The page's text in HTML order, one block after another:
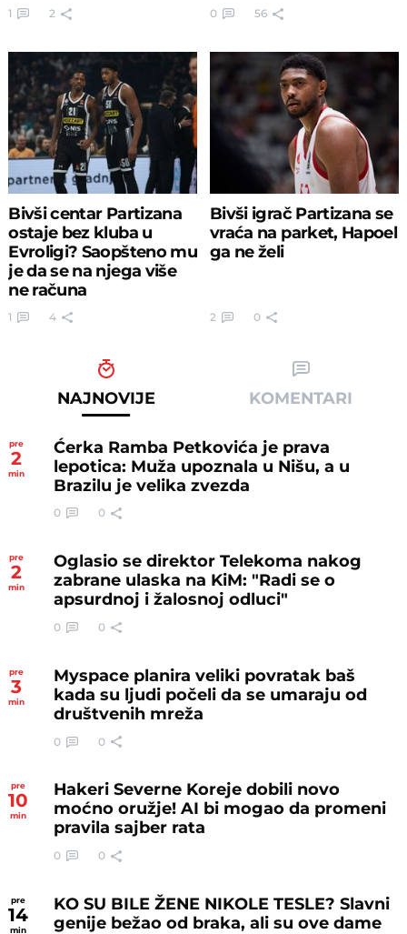
1 2 0 56
Bivši centar Partizana
ostaje bez kluba u
Evroligi? Saopšteno mu
je da se na njega više
ne računa
1 4
Bivši igrač Partizana se
vraća na parket, Hapoel
ga ne želi
2 0
NAJNOVIJE KOMENTARI
pre
2
min
Ćerka Ramba Petkovića je prava
lepotica: Muža upoznala u Nišu, a u
Brazilu je velika zvezda
0 0
pre
2
min
Oglasio se direktor Telekoma nakog
zabrane ulaska na KiM: "Radi se o
apsurdnoj i žalosnoj odluci"
0 0
pre
3
min
Myspace planira veliki povratak baš
kada su ljudi počeli da se umaraju od
društvenih mreža
0 0
pre
10
min
Hakeri Severne Koreje dobili novo
moćno oružje! AI bi mogao da promeni
pravila sajber rata
0 0
pre
14
min
KO SU BILE ŽENE NIKOLE TESLE? Slavni
genije bežao od braka, ali su ove dame